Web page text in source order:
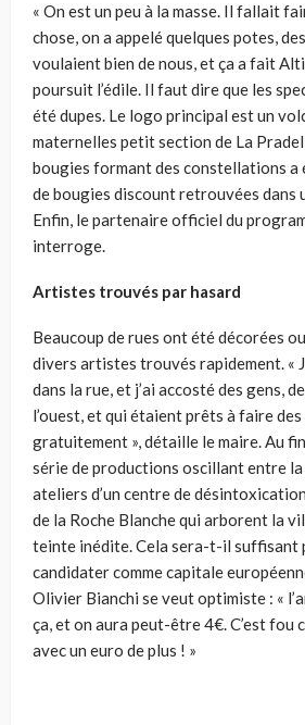
« On est un peu à la masse. Il fallait
chose, on a appelé quelques potes,
voulaient bien de nous, et ça a fait
poursuit l’édile. Il faut dire que les
été dupes. Le logo principal est un
maternelles petit section de La
bougies formant des constellations a
de bougies discount retrouvées dans
Enfin, le partenaire officiel du
interroge.
Artistes trouvés par hasard
Beaucoup de rues ont été décorées
divers artistes trouvés rapidement. «
dans la rue, et j’ai accosté des gens,
l’ouest, et qui étaient prêts à faire des
gratuitement », détaille le maire. Au
série de productions oscillant entre
ateliers d’un centre de
de la Roche Blanche qui arborent la
teinte inédite. Cela sera-t-il suffisant
candidater comme capitale
Olivier Bianchi se veut optimiste : «
ça, et on aura peut-être 4€. C’est fou
avec un euro de plus ! »